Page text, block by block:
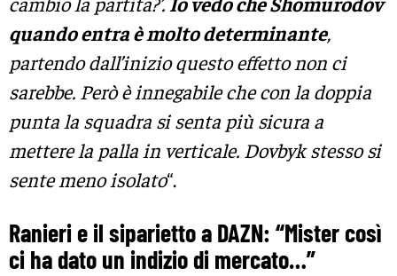
quando entra è molto determinante,
partendo dall’inizio questo effetto non ci
sarebbe. Però è innegabile che con la doppia
punta la squadra si senta più sicura a
mettere la palla in verticale. Dovbyk stesso si
sente meno isolato“.
Ranieri e il siparietto a DAZN: “Mister così
ci ha dato un indizio di mercato…”